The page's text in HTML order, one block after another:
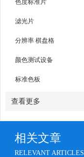
色度标准片
滤光片
分辨率 棋盘格
颜色测试设备
标准色板
查看更多
相关文章
RELEVANT ARTICLES